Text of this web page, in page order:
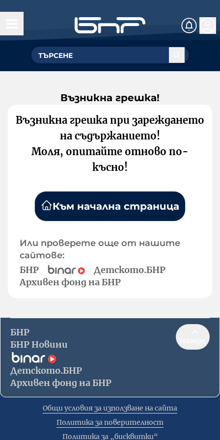
Възникна грешка!
Възникна грешка при зареждането
на съдържанието!
Моля, опитайте отново по-
късно!
Към начална страница
Или проверете още от нашите
сайтове:
БНР
Детското.БНР
Архивен фонд на БНР
БНР
БНР Новини
Детското.БНР
Архивен фонд на БНР
Общи условия за използване на сайта
Политика за поверителност
Политика за „бисквитки“